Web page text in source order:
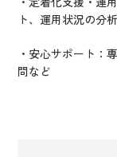
ト、運用状況の分
・安心サポート：
問など